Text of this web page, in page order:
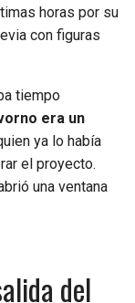
horas por su
con figuras
tiempo
era un
ya lo había
el proyecto.
una ventana
del